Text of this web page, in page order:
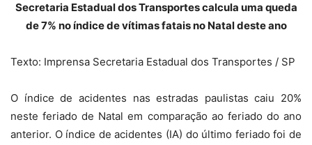
Secretaria Estadual dos Transportes calcula uma queda
de 7% no índice de vítimas fatais no Natal deste ano
Texto: Imprensa Secretaria Estadual dos Transportes / SP
O índice de acidentes nas estradas paulistas caiu 20%
neste feriado de Natal em comparação ao feriado do ano
anterior. O índice de acidentes (IA) do último feriado foi de